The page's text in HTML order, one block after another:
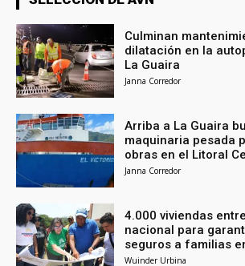
Culminan
dilatación en la
La Guaira
Janna Corredor
Arriba a La Guaira
maquinaria pesada
obras en el Litoral
Janna Corredor
4.000 viviendas
nacional para
seguros a familias
Wuinder Urbina